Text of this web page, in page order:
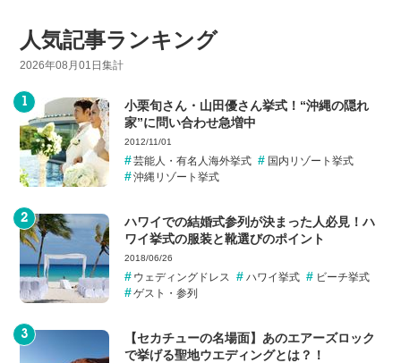
人気記事ランキング
2026年08月01日集計
小栗旬さん・山田優さん挙式！“沖縄の隠れ
家”に問い合わせ急増中
2012/11/01
芸能人・有名人海外挙式
国内リゾート挙式
沖縄リゾート挙式
ハワイでの結婚式参列が決まった人必見！ハ
ワイ挙式の服装と靴選びのポイント
2018/06/26
ウェディングドレス ハワイ挙式
ビーチ挙式
ゲスト・参列
【セカチューの名場面】あのエアーズロック
で挙げる聖地ウエディングとは？！